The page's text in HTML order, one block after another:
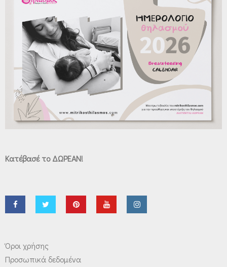
Κατέβασέ το ΔΩΡΕΑΝ!
Όροι χρήσης
Προσωπικά δεδομένα